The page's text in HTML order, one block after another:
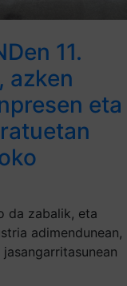
11.
azken
eta
da zabalik, eta
adimendunean,